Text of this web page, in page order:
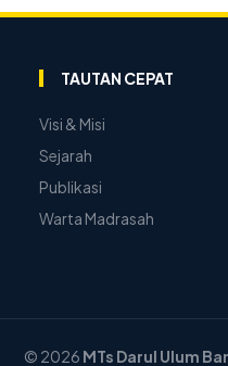
TAUTAN CEPAT
Visi & Misi
Sejarah
Publikasi
Warta Madrasah
© 2026 MTs Darul Ulum